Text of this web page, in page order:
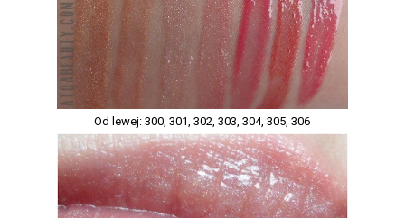
Od lewej: 300, 301, 302, 303, 304, 305, 306